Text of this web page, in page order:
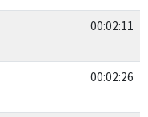
00:02:11
00:02:26